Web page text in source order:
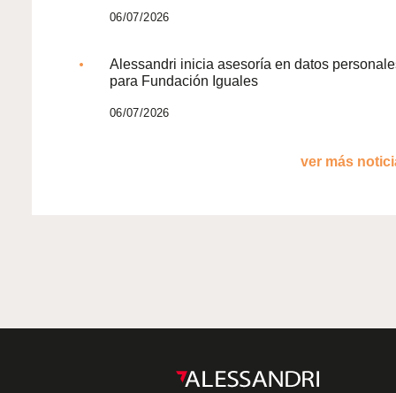
06/07/2026
Alessandri inicia asesoría en datos
para Fundación Iguales
06/07/2026
ver más